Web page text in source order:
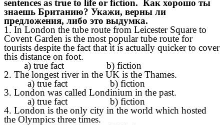
sentences as true to life or fiction. Как хорошо ты
знаешь Британию? Укажи, верны ли
предложения, либо это выдумка.
1. In London the tube route from Leicester Square to
Covent Garden is the most popular tube route for
tourists despite the fact that it is actually quicker to cover
this distance on foot.
a) true fact b) fiction
2. The longest river in the UK is the Thames.
a) true fact b) fiction
3. London was called Londinium in the past.
a) true fact b) fiction
4. London is the only city in the world which hosted
the Olympics three times.